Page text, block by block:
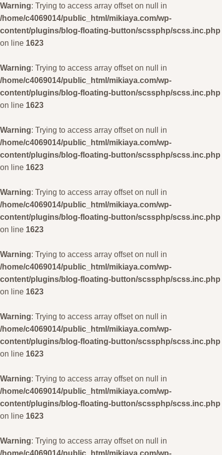
Warning: Trying to access array offset on null in
/home/c4069014/public_html/mikiaya.com/wp-
content/plugins/blog-floating-button/scssphp/scss.inc.php
on line 1623
Warning: Trying to access array offset on null in
/home/c4069014/public_html/mikiaya.com/wp-
content/plugins/blog-floating-button/scssphp/scss.inc.php
on line 1623
Warning: Trying to access array offset on null in
/home/c4069014/public_html/mikiaya.com/wp-
content/plugins/blog-floating-button/scssphp/scss.inc.php
on line 1623
Warning: Trying to access array offset on null in
/home/c4069014/public_html/mikiaya.com/wp-
content/plugins/blog-floating-button/scssphp/scss.inc.php
on line 1623
Warning: Trying to access array offset on null in
/home/c4069014/public_html/mikiaya.com/wp-
content/plugins/blog-floating-button/scssphp/scss.inc.php
on line 1623
Warning: Trying to access array offset on null in
/home/c4069014/public_html/mikiaya.com/wp-
content/plugins/blog-floating-button/scssphp/scss.inc.php
on line 1623
Warning: Trying to access array offset on null in
/home/c4069014/public_html/mikiaya.com/wp-
content/plugins/blog-floating-button/scssphp/scss.inc.php
on line 1623
Warning: Trying to access array offset on null in
/home/c4069014/public_html/mikiaya.com/wp-